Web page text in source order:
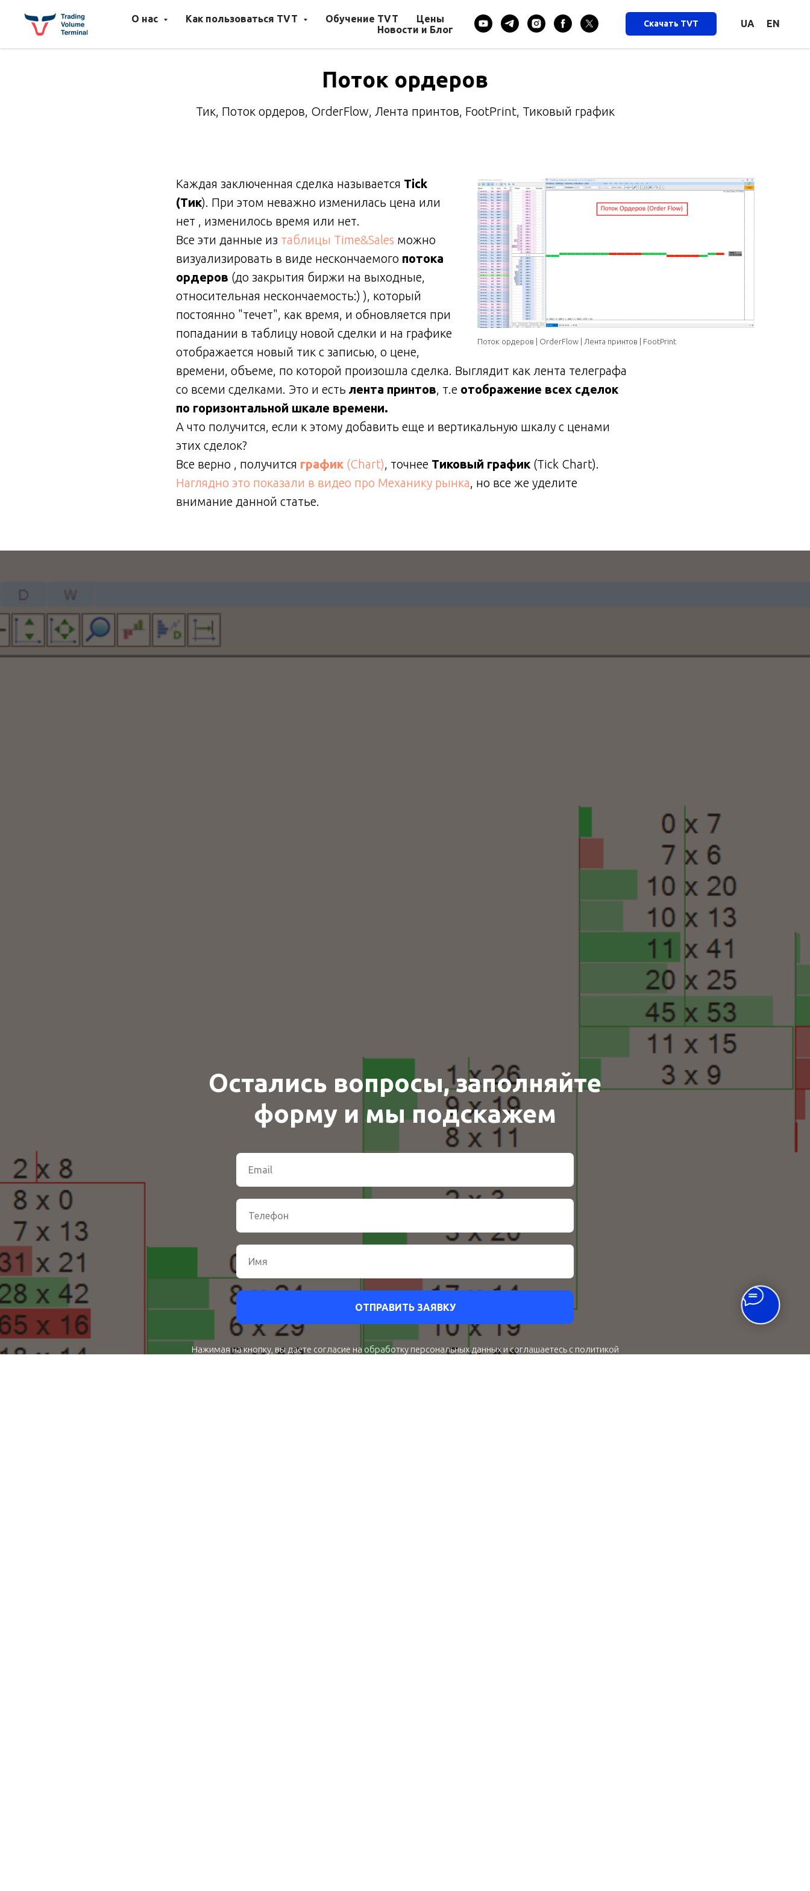
О нас Как пользоваться TVT Обучение TVT
Цены
Новости и Блог
Скачать TVT UA EN
Поток ордеров
Тик, Поток ордеров, OrderFlow, Лента принтов, FootPrint, Тиковый график
Поток ордеров | OrderFlow | Лента принтов | FootPrint
Каждая заключенная сделка называется Tick
(Тик). При этом неважно изменилась цена или
нет , изменилось время или нет.
Все эти данные из таблицы Time&Sales можно
визуализировать в виде нескончаемого потока
ордеров (до закрытия биржи на выходные,
относительная нескончаемость:) ), который
постоянно "течет", как время, и обновляется при
попадании в таблицу новой сделки и на графике
отображается новый тик с записью, о цене,
времени, объеме, по которой произошла сделка. Выглядит как лента телеграфа
со всеми сделками. Это и есть лента принтов, т.е отображение всех сделок
по горизонтальной шкале времени.
А что получится, если к этому добавить еще и вертикальную шкалу с ценами
этих сделок?
Все верно , получится график (Chart), точнее Тиковый график (Tick Chart).
Наглядно это показали в видео про Механику рынка, но все же уделите
внимание данной статье.
Остались вопросы, заполняйте
форму и мы подскажем
ОТПРАВИТЬ ЗАЯВКУ
Нажимая на кнопку, вы даете согласие на обработку персональных данных и соглашаетесь c политикой